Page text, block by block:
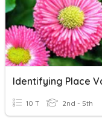
10 T 2nd - 5th